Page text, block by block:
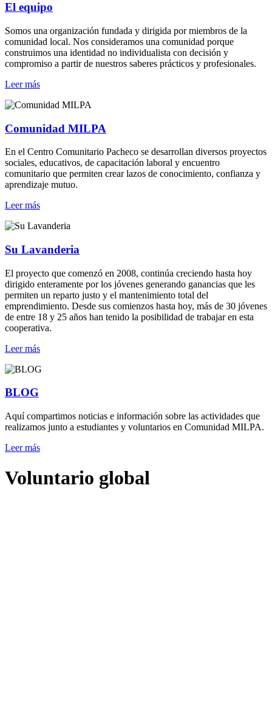
El equipo
Somos una organización fundada y dirigida por miembros de la
comunidad local. Nos consideramos una comunidad porque
construimos una identidad no individualista con decisión y
compromiso a partir de nuestros saberes prácticos y profesionales.
Leer más
Comunidad MILPA
En el Centro Comunitario Pacheco se desarrollan diversos proyectos
sociales, educativos, de capacitación laboral y encuentro
comunitario que permiten crear lazos de conocimiento, confianza y
aprendizaje mutuo.
Leer más
Su Lavanderia
El proyecto que comenzó en 2008, continúa creciendo hasta hoy
dirigido enteramente por los jóvenes generando ganancias que les
permiten un reparto justo y el mantenimiento total del
emprendimiento. Desde sus comienzos hasta hoy, más de 30 jóvenes
de entre 18 y 25 años han tenido la posibilidad de trabajar en esta
cooperativa.
Leer más
BLOG
Aquí compartimos noticias e información sobre las actividades que
realizamos junto a estudiantes y voluntarios en Comunidad MILPA.
Leer más
Voluntario global